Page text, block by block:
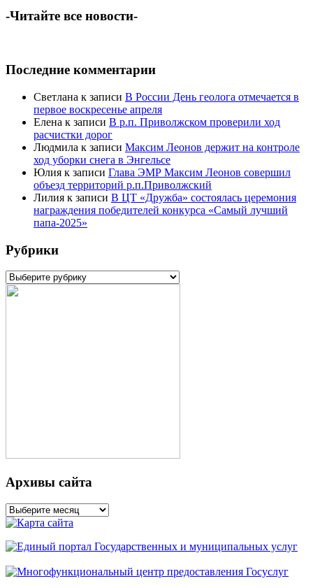
-Читайте все новости-
Последние комментарии
Светлана к записи В России День геолога отмечается в
первое воскресенье апреля
Елена к записи В р.п. Приволжском проверили ход
расчистки дорог
Людмила к записи Максим Леонов держит на контроле
ход уборки снега в Энгельсе
Юлия к записи Глава ЭМР Максим Леонов совершил
объезд территорий р.п.Приволжский
Лилия к записи В ЦТ «Дружба» состоялась церемония
награждения победителей конкурса «Самый лучший
папа-2025»
Рубрики
Рубрики
Архивы сайта
Архивы
сайта